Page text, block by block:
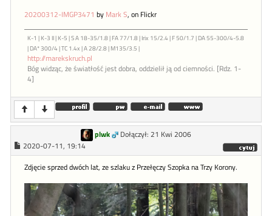
20200312-IMGP3471 by Mark S, on Flickr
K-1 | K-3 II | K-5 | S A 18-35/1.8 | FA 77/1.8 | Irix 15/2.4 | F 50/1.7 | DA 55-300/4-5.8
| DA* 300/4 | TC 1.4x | A 28/2.8 | M135/3.5 |
http://marekskruch.pl
Bóg widząc, że światłość jest dobra, oddzielił ją od ciemności. [Rdz. 1-
4]
plwk
Dołączył: 21 Kwi 2006
2020-07-11, 19:14
Zdjęcie sprzed dwóch lat, ze szlaku z Przełęczy Szopka na Trzy Korony.